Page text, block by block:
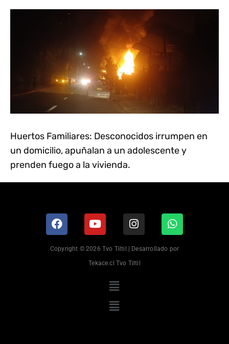
Huertos Familiares: Desconocidos irrumpen en
un domicilio, apuñalan a un adolescente y
prenden fuego a la vivienda.
Copyright © 2026 Tvo Tiltil | Desarrollado por
Tekace.cl Tvo Tiltil